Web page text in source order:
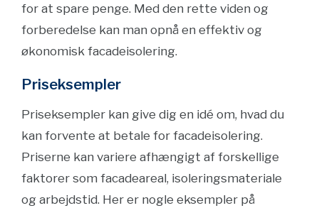
for at spare penge. Med den rette viden og
forberedelse kan man opnå en effektiv og
økonomisk facadeisolering.
Priseksempler
Priseksempler kan give dig en idé om, hvad du
kan forvente at betale for facadeisolering.
Priserne kan variere afhængigt af forskellige
faktorer som facadeareal, isoleringsmateriale
og arbejdstid. Her er nogle eksempler på